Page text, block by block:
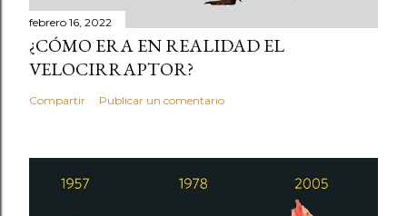
febrero 16, 2022
¿CÓMO ERA EN REALIDAD EL
VELOCIRRAPTOR?
Compartir Publicar un comentario